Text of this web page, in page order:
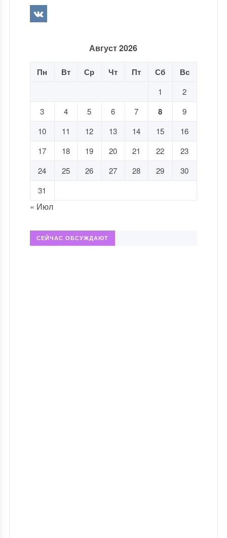
Август 2026
Пн Вт Ср Чт Пт Сб Вс
1
2
3
4 5 6 7 8
9
10
11 12 13 14 15
16
17
18 19 20 21 22
23
24
25 26 27 28 29
30
31
« Июл
СЕЙЧАС ОБСУЖДАЮТ